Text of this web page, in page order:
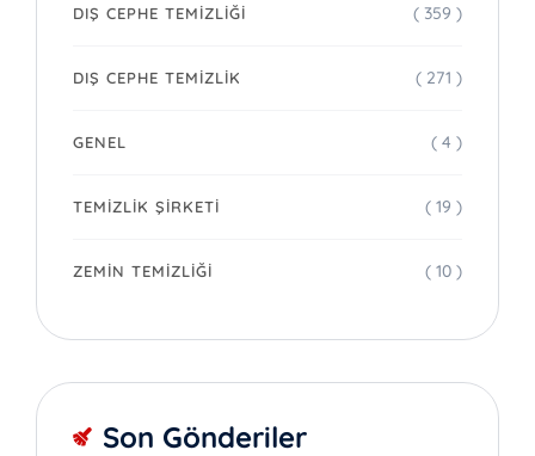
DIŞ CEPHE TEMIZLIĞI ( 359 )
DIŞ CEPHE TEMIZLIK ( 271 )
GENEL ( 4 )
TEMIZLIK ŞIRKETI ( 19 )
ZEMIN TEMIZLIĞI ( 10 )
Son Gönderiler